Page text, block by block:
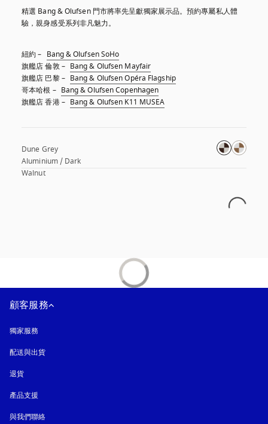
精選 Bang & Olufsen 門市將率先呈獻獨家展示品。預約專屬私人體
驗，親身感受系列非凡魅力。
紐約 – Bang & Olufsen SoHo
旗艦店 倫敦 – Bang & Olufsen Mayfair
旗艦店 巴黎 – Bang & Olufsen Opéra Flagship
哥本哈根 – Bang & Olufsen Copenhagen
旗艦店 香港 – Bang & Olufsen K11 MUSEA
Dune Grey
Aluminium / Dark
Walnut
顧客服務
獨家服務
配送與出貨
退貨
產品支援
與我們聯絡